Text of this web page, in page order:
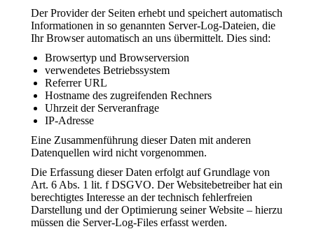
Der Provider der Seiten erhebt und speichert automatisch
Informationen in so genannten Server-Log-Dateien, die
Ihr Browser automatisch an uns übermittelt. Dies sind:
Browsertyp und Browserversion
verwendetes Betriebssystem
Referrer URL
Hostname des zugreifenden Rechners
Uhrzeit der Serveranfrage
IP-Adresse
Eine Zusammenführung dieser Daten mit anderen
Datenquellen wird nicht vorgenommen.
Die Erfassung dieser Daten erfolgt auf Grundlage von
Art. 6 Abs. 1 lit. f DSGVO. Der Websitebetreiber hat ein
berechtigtes Interesse an der technisch fehlerfreien
Darstellung und der Optimierung seiner Website – hierzu
müssen die Server-Log-Files erfasst werden.